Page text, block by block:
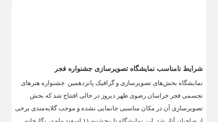
شرایط نامناسب نمایشگاه تصویرسازی جشنواره فجر
نمایشگاه بخش‌های تصویر‌سازی و گرافیک پانزدهمین جشنواره هنرهای
تجسمی فجر خراسان رضوی ظهر دیروز در حالی افتتاح شد که بخش
تصویرسازی آن در مکان مناسبی جانمایی نشده و موجب گلایه‌مندی برخی